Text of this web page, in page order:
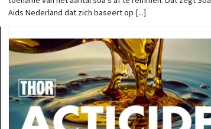
Aids Nederland dat zich baseert op [...]